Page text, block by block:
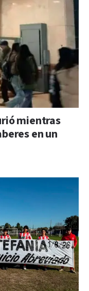
mientras
en un